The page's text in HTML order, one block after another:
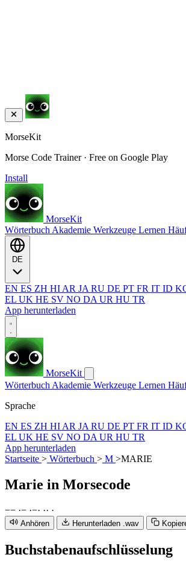
MorseKit
Morse Code Trainer · Free on Google Play
Install
MorseKit
Wörterbuch Akademie Werkzeuge Lernen
EN ES ZH HI AR JA RU DE PT FR IT ID
EL UK HE SV NO DA UR HU TR
App herunterladen
MorseKit
Wörterbuch Akademie Werkzeuge Lernen
Sprache
EN ES ZH HI AR JA RU DE PT FR IT ID
EL UK HE SV NO DA UR HU TR
App herunterladen
Startseite > Wörterbuch > M >MARIE
Marie in Morsecode
−− ·− ·−· ·· ·
Anhören Herunterladen .wav
Buchstabenaufschlüsselung